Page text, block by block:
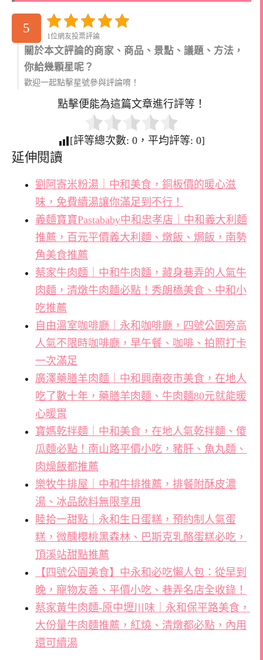
5
1位網友投票評論
關於本文評論的商家、商品、景點、議題、方法，
你給幾顆星呢？
歡迎一起點擊星號參與評論唷！
點擊便能為這篇文章進行評等！
[評等總次數: 0 ，平均評等: 0]
延伸閱讀
劉阿寄米粉湯｜中和美食，銅板價的暖心滋
味，免費續湯讓你滿足到不行！
義麵寶寶Pastababy中和忠孝店｜中和義大利麵
推薦，百元平價義大利麵、燉飯、焗飯，南勢
角美食推薦
蔡家牛肉麵｜中和牛肉麵，藏身巷弄的人氣牛
肉麵，清燉牛肉麵必點！秀朗橋美食、中和小
吃推薦
自由溫室咖啡廳｜永和咖啡廳，四號公園旁高
人氣不限時咖啡廳，早午餐、咖啡、拍照打卡
一次滿足
廣澤藥膳羊肉麵｜中和興南夜市美食，在地人
吃了數十年，藥膳羊肉麵、牛肉麵80元就能暖
心暖胃
寶媽乾拌麵｜中和美食，在地人氣乾拌麵、傻
瓜麵必點！南山路平價小吃，豬肝、魚丸麵、
肉燥飯都推薦
樂牧牛排屋｜中和牛排推薦，排餐附酥皮濃
湯、冰品飲料無限享用
睦拾一甜點｜永和生日蛋糕，預約制人氣蛋
糕，微醺櫻桃黑森林、巴斯克乳酪蛋糕必吃，
頂溪站甜點推薦
【四號公園美食】中永和必吃懶人包：從早到
晚，寵物友善、平價小吃、巷弄名店全收錄！
蔡家黃牛肉麵-原中壢川味｜永和保平路美食，
大份量牛肉麵推薦，紅燒、清燉都必點，內用
還可續湯